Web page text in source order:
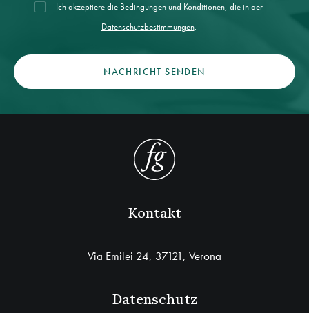
Ich akzeptiere die Bedingungen und Konditionen, die in der
Datenschutzbestimmungen.
Kontakt
Via Emilei 24, 37121, Verona
Datenschutz